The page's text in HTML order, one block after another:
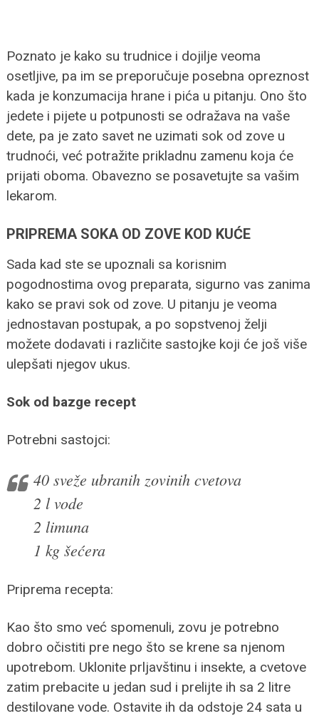
Poznato je kako su trudnice i dojilje veoma
osetljive, pa im se preporučuje posebna opreznost
kada je konzumacija hrane i pića u pitanju. Ono što
jedete i pijete u potpunosti se odražava na vaše
dete, pa je zato savet ne uzimati sok od zove u
trudnoći, već potražite prikladnu zamenu koja će
prijati oboma. Obavezno se posavetujte sa vašim
lekarom.
PRIPREMA SOKA OD ZOVE KOD KUĆE
Sada kad ste se upoznali sa korisnim
pogodnostima ovog preparata, sigurno vas zanima
kako se pravi sok od zove. U pitanju je veoma
jednostavan postupak, a po sopstvenoj želji
možete dodavati i različite sastojke koji će još više
ulepšati njegov ukus.
Sok od bazge recept
Potrebni sastojci:
40 sveže ubranih zovinih cvetova
2 l vode
2 limuna
1 kg šećera
Priprema recepta:
Kao što smo već spomenuli, zovu je potrebno
dobro očistiti pre nego što se krene sa njenom
upotrebom. Uklonite prljavštinu i insekte, a cvetove
zatim prebacite u jedan sud i prelijte ih sa 2 litre
destilovane vode. Ostavite ih da odstoje 24 sata u